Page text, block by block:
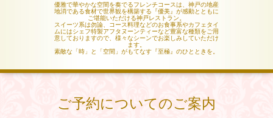
優雅で華やかな空間を奏でるフレンチコースは、神戸の地産
地消である食材で世界観を構築する『優美』が感動とともに
ご堪能いただける神戸レストラン。
スイーツ系は勿論、コース料理などのお食事系やカフェタイ
ムにはシェフ特製アフタヌーンティーなど豊富な種類をご用
意しておりますので、様々なシーンでお楽しみしていただけ
ます。
素敵な「時」と「空間」がもてなす『至極』のひとときを。
ご予約についてのご案内